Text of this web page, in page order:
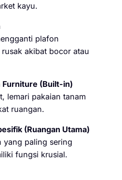
kayu.
plafon
akibat bocor atau
Furniture (Built-in)
lemari pakaian tanam
ruangan.
(Ruangan Utama)
yang paling sering
fungsi krusial.